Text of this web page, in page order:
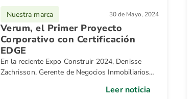
Nuestra marca 30 de Mayo, 2024
Verum, el Primer Proyecto
Corporativo con Certificación
EDGE
En la reciente Expo Construir 2024, Denisse
Zachrisson, Gerente de Negocios Inmobiliarios
el caso de éxito de Verum, el primer proyecto
Leer noticia